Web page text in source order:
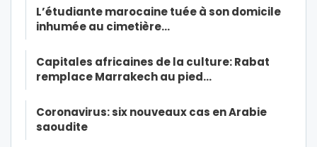
L’étudiante marocaine tuée à son domicile
inhumée au cimetière…
Capitales africaines de la culture: Rabat
remplace Marrakech au pied…
Coronavirus: six nouveaux cas en Arabie
saoudite